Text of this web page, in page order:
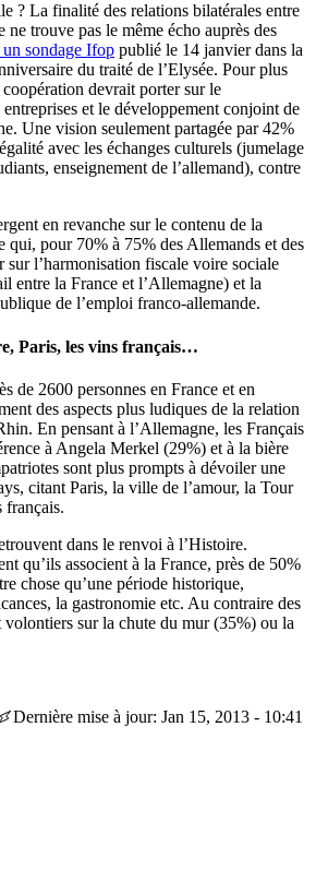
? La finalité des relations bilatérales entre
ne trouve pas le même écho auprès des
un sondage Ifop publié le 14 janvier dans la
du traité de l’Elysée. Pour plus
devrait porter sur le
et le développement conjoint de
Une vision seulement partagée par 42%
avec les échanges culturels (jumelage
enseignement de l’allemand), contre
en revanche sur le contenu de la
qui, pour 70% à 75% des Allemands et des
sur l’harmonisation fiscale voire sociale
entre la France et l’Allemagne) et la
de l’emploi franco-allemande.
Paris, les vins français…
de 2600 personnes en France et en
des aspects plus ludiques de la relation
En pensant à l’Allemagne, les Français
à Angela Merkel (29%) et à la bière
sont plus prompts à dévoiler une
citant Paris, la ville de l’amour, la Tour
français.
dans le renvoi à l’Histoire.
qu’ils associent à la France, près de 50%
chose qu’une période historique,
la gastronomie etc. Au contraire des
sur la chute du mur (35%) ou la
Dernière mise à jour: Jan 15, 2013 - 10:41